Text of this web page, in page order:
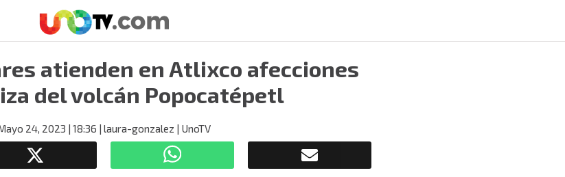
atienden en Atlixco afecciones
del volcán Popocatépetl
24, 2023 | 18:36 | laura-gonzalez | UnoTV